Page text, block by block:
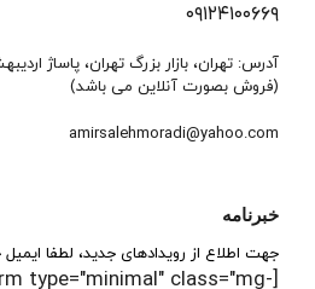
۰۹۱۲۴۱۰۰۶۶۹
(فروش بصورت آنلاین می باشد)
amirsalehmoradi@yahoo.com
خبرنامه
جهت اطلاع از رویدادهای جدید، لطفا ایمیل
type="minimal" class="mg-